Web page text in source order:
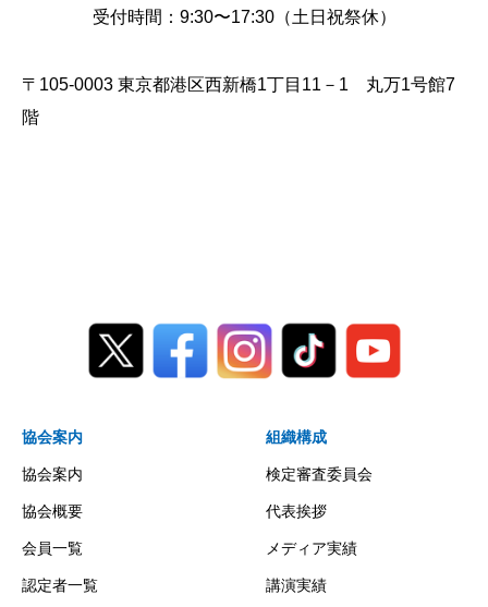
受付時間：9:30〜17:30（土日祝祭休）
〒105-0003 東京都港区西新橋1丁目11－1 丸万1号館7
階
協会案内
協会案内
協会概要
会員一覧
認定者一覧
組織構成
検定審査委員会
代表挨拶
メディア実績
講演実績